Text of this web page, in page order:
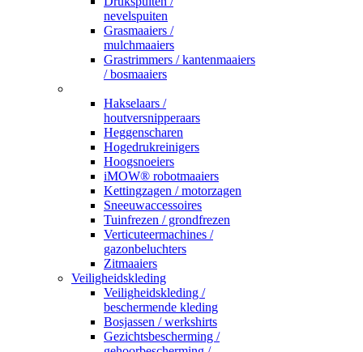
nevelspuiten
Grasmaaiers /
mulchmaaiers
Grastrimmers / kantenmaaiers
/ bosmaaiers
Hakselaars /
houtversnipperaars
Heggenscharen
Hogedrukreinigers
Hoogsnoeiers
iMOW® robotmaaiers
Kettingzagen / motorzagen
Sneeuwaccessoires
Tuinfrezen / grondfrezen
Verticuteermachines /
gazonbeluchters
Zitmaaiers
Veiligheidskleding
Veiligheidskleding /
beschermende kleding
Bosjassen / werkshirts
Gezichtsbescherming /